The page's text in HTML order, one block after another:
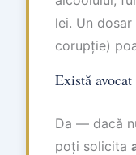
lei. Un
corupție)
Există
Da — dacă
poți solicita